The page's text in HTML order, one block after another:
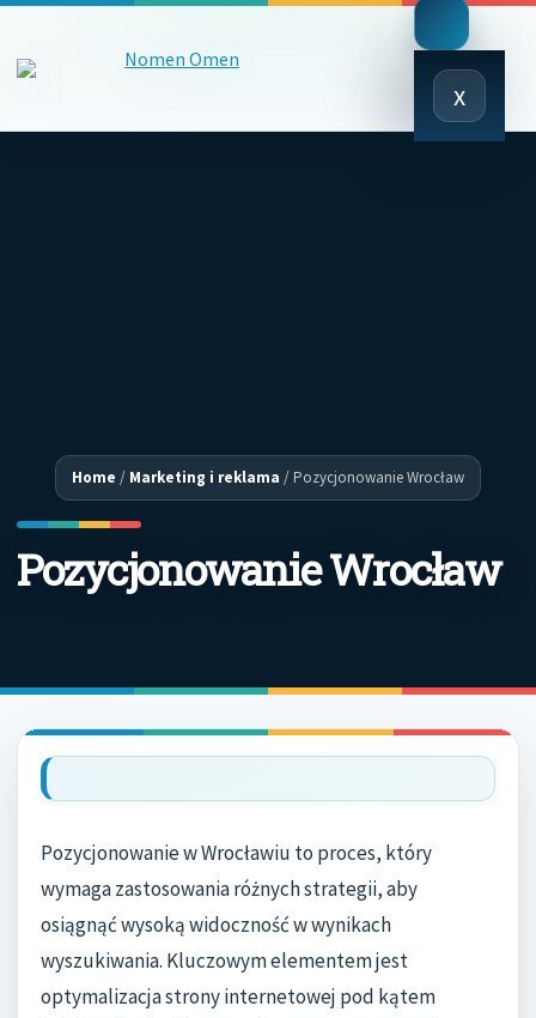
x
Close
Menu
Home / Marketing i reklama /Pozycjonowanie Wrocław
Pozycjonowanie Wrocław
Pozycjonowanie w Wrocławiu to proces, który
wymaga zastosowania różnych strategii, aby
osiągnąć wysoką widoczność w wynikach
wyszukiwania. Kluczowym elementem jest
optymalizacja strony internetowej pod kątem